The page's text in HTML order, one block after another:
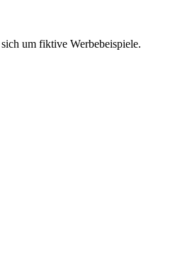
um fiktive Werbebeispiele.